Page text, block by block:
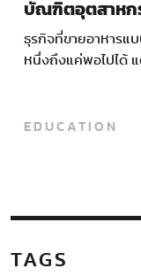
บัณฑิตอุตสาหก
เรียน ครัวและก
ธุรกิจที่ขายอาหารแ
หนึ่งถึงแค่พอไปได้
EDUCATION
TAGS